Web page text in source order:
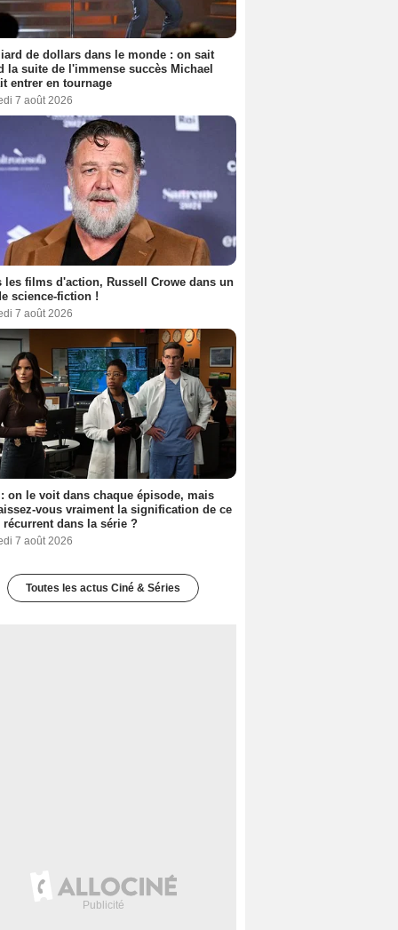
de dollars dans le monde : on sait
la suite de l'immense succès Michael
entrer en tournage
7 août 2026
les films d'action, Russell Crowe dans un
science-fiction !
7 août 2026
: on le voit dans chaque épisode, mais
vous vraiment la signification de ce
récurrent dans la série ?
7 août 2026
Toutes les actus Ciné & Séries